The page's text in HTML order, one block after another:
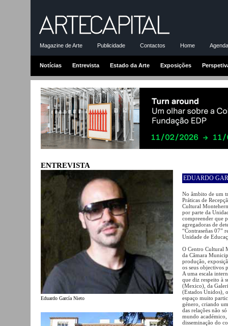
Magazine de Arte Publicidade Contactos Home
Notícias Entrevista Estado da Arte Exposições
ENTREVISTA
Eduardo García Nieto
EDUARDO
No âmbito de um
Práticas de
Cultural
por parte da
compreender que
agregadoras de
“Contraseñas 07”
Unidade de
O Centro Cultural
da Câmara
produção,
os seus objectivos
A uma escala
que diz respeito à
(Mexico), da
(Estados Unidos),
espaço muito
género, criando
das relações não
mundo
disseminação do